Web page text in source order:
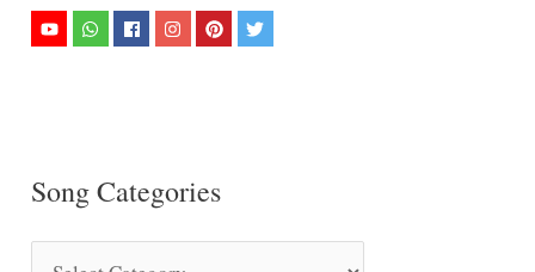
Song Categories